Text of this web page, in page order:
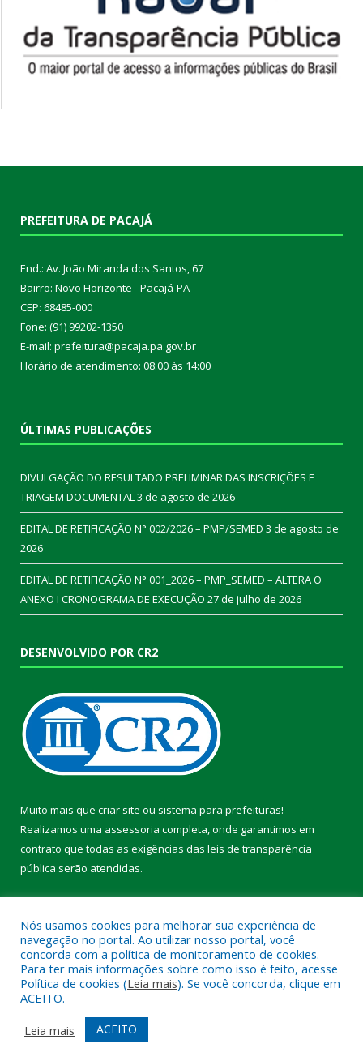
PREFEITURA DE PACAJÁ
End.: Av. João Miranda dos Santos, 67
Bairro: Novo Horizonte - Pacajá-PA
CEP: 68485-000
Fone: (91) 99202-1350
E-mail: prefeitura@pacaja.pa.gov.br
Horário de atendimento: 08:00 às 14:00
ÚLTIMAS PUBLICAÇÕES
DIVULGAÇÃO DO RESULTADO PRELIMINAR DAS INSCRIÇÕES E
TRIAGEM DOCUMENTAL3 de agosto de 2026
EDITAL DE RETIFICAÇÃO N° 002/2026 – PMP/SEMED 3 de agosto de
2026
EDITAL DE RETIFICAÇÃO N° 001_2026 – PMP_SEMED – ALTERA O
ANEXO I CRONOGRAMA DE EXECUÇÃO 27 de julho de 2026
DESENVOLVIDO POR CR2
Muito mais que criar site ou sistema para prefeituras!
Realizamos uma assessoria completa, onde garantimos em
contrato que todas as exigências das leis de transparência
pública serão atendidas.
Todos os direitos reservados a Prefeitura Municipal de Pacajá.
Mapa do Site
Acessar Área Administrativa
Nós usamos cookies para melhorar sua experiência de
navegação no portal. Ao utilizar nosso portal, você
concorda com a política de monitoramento de cookies.
Para ter mais informações sobre como isso é feito, acesse
Política de cookies (Leia mais). Se você concorda, clique em
ACEITO.
Leia mais
ACEITO